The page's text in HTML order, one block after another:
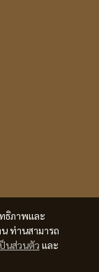
ธิภาพและ
ท่านสามารถ
นส่วนตัว และ